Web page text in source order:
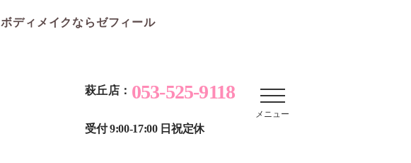
ディメイクならゼフィール
萩丘店： 053-525-9118
受付 9:00-17:00 日祝定休
メニュー